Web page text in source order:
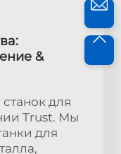
&
для
Trust. Мы
для